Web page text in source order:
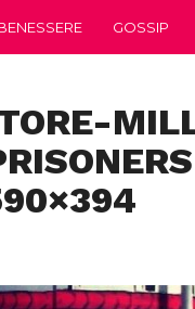
GOSSIP